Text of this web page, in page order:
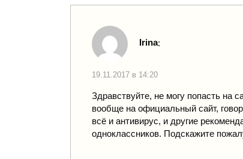
Irina:
19.11.2017 в 14:20
Здравствуйте, не могу попасть на
вообще на официальный сайт,
всё и антивирус, и другие
одноклассников. Подскажите